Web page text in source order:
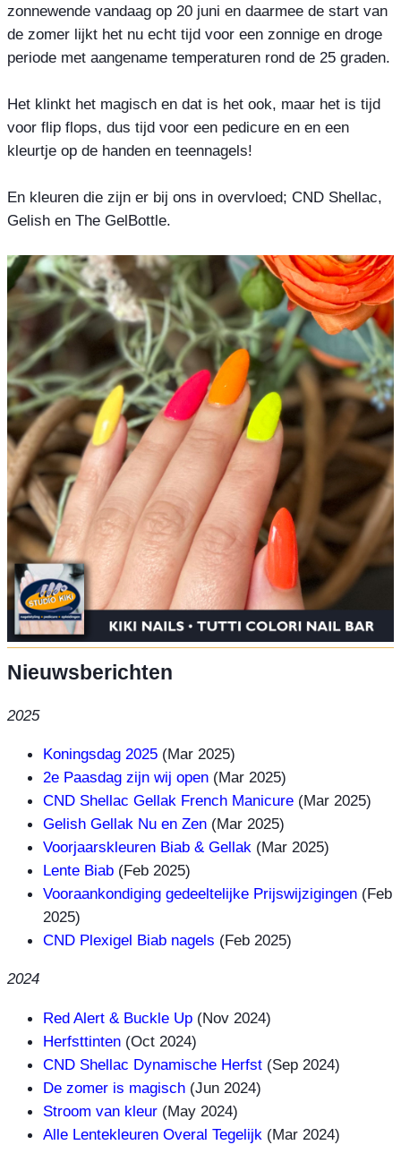
zonnewende vandaag op 20 juni en daarmee de start van
de zomer lijkt het nu echt tijd voor een zonnige en droge
periode met aangename temperaturen rond de 25 graden.
Het klinkt het magisch en dat is het ook, maar het is tijd
voor flip flops, dus tijd voor een pedicure en en een
kleurtje op de handen en teennagels!
En kleuren die zijn er bij ons in overvloed; CND Shellac,
Gelish en The GelBottle.
Nieuwsberichten
2025
Koningsdag 2025 (Mar 2025)
2e Paasdag zijn wij open (Mar 2025)
CND Shellac Gellak French Manicure (Mar 2025)
Gelish Gellak Nu en Zen (Mar 2025)
Voorjaarskleuren Biab & Gellak (Mar 2025)
Lente Biab (Feb 2025)
Vooraankondiging gedeeltelijke Prijswijzigingen (Feb
2025)
CND Plexigel Biab nagels (Feb 2025)
2024
Red Alert & Buckle Up (Nov 2024)
Herfsttinten (Oct 2024)
CND Shellac Dynamische Herfst (Sep 2024)
De zomer is magisch (Jun 2024)
Stroom van kleur (May 2024)
Alle Lentekleuren Overal Tegelijk (Mar 2024)